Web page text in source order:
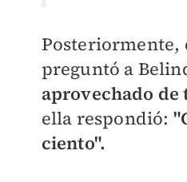
Posteriormente,
preguntó a
aprovechado de
ella respondió:
ciento".